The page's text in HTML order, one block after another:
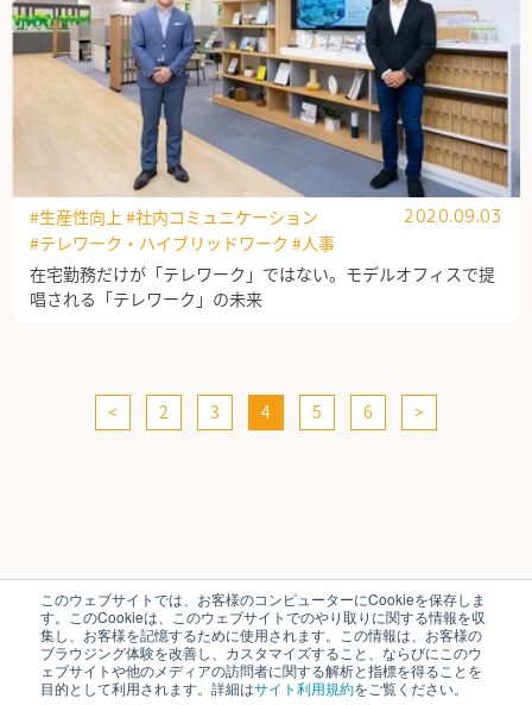
このウェブサイトでは、お客様のコンピューターにCookieを保存しま
す。このCookieは、このウェブサイトでのやり取りに関する情報を収
集し、お客様を記憶するために使用されます。この情報は、お客様の
ブラウジング体験を改善し、カスタマイズすること、ならびにこのウ
ェブサイトや他のメディアの訪問者に関する解析と指標を得ることを
目的として利用されます。詳細はサイト利用規約をご覧ください。
在宅勤務だけが「テレワーク」ではない。モデルオフィスで提
唱される「テレワーク」の未来
#生産性向上 #社内コミュニケーション
#テレワーク・ハイブリッドワーク #人事
2020.09.03
< 2 3 4 5 6 >
ブイキューブのはたらく研究部とは 運営会社
個人情報保護方針 各種お問い合わせ
© V-cube, Inc. All Rights Reserved.